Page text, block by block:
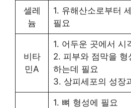
셀레
늄
1. 유해산소로부터
필요
비타
민A
1. 어두운 곳에서 시
2. 피부와 점막을 형
하는데 필요
3. 상피세포의 성장
1. 뼈 형성에 필요